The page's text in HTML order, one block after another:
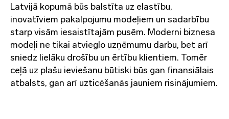
Latvijā kopumā būs balstīta uz elastību,
inovatīviem pakalpojumu modeļiem un sadarbību
starp visām iesaistītajām pusēm. Moderni biznesa
modeļi ne tikai atvieglo uzņēmumu darbu, bet arī
sniedz lielāku drošību un ērtību klientiem. Tomēr
ceļā uz plašu ieviešanu būtiski būs gan finansiālais
atbalsts, gan arī uzticēšanās jauniem risinājumiem.